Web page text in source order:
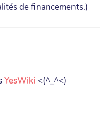
de financements.)
YesWiki <(^_^<)